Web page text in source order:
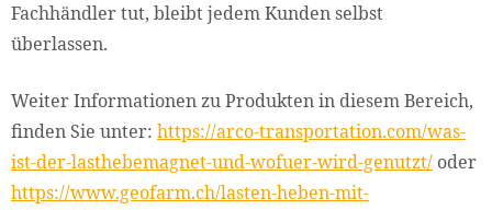
Fachhändler tut, bleibt jedem Kunden selbst
überlassen.
Weiter Informationen zu Produkten in diesem Bereich,
finden Sie unter: https://arco-transportation.com/was-
ist-der-lasthebemagnet-und-wofuer-wird-genutzt/ oder
https://www.geofarm.ch/lasten-heben-mit-